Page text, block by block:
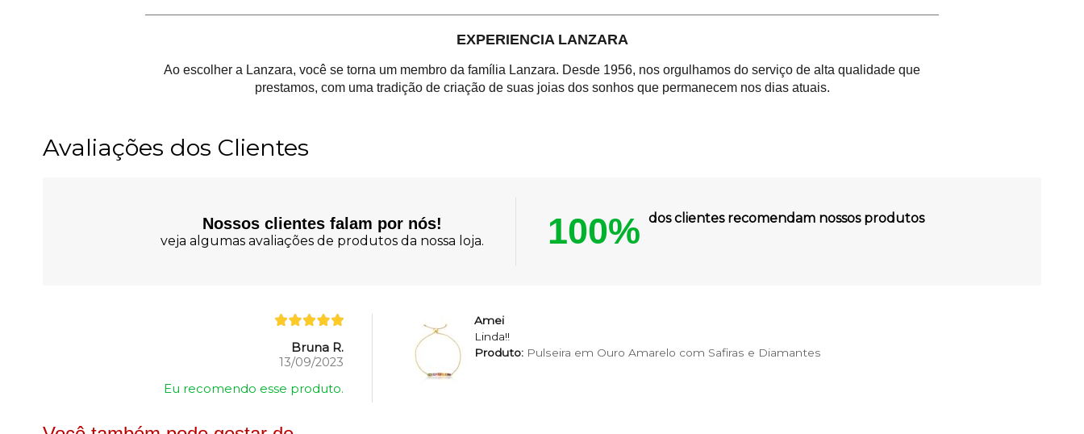
EXPERIENCIA LANZARA
Ao escolher a Lanzara, você se torna um membro da família Lanzara. Desde 1956, nos orgulhamos do serviço de alta qualidade que
prestamos, com uma tradição de criação de suas joias dos sonhos que permanecem nos dias atuais.
Avaliações dos Clientes
Nossos clientes falam por nós!
veja algumas avaliações de produtos da nossa loja. 100% dos clientes recomendam nossos produtos
Bruna R.
13/09/2023
Eu recomendo esse produto.
Amei
Linda!!
Produto:Pulseira em Ouro Amarelo com Safiras e Diamantes